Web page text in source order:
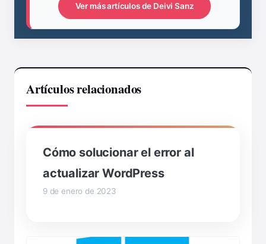
Ver más artículos de Deivi Sanz
Artículos relacionados
Cómo solucionar el error al
actualizar WordPress
9 de enero de 2023